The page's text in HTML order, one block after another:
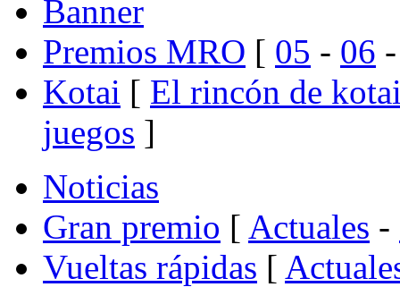
Banner
Premios MRO [ 05 - 06
Kotai [ El rincón de
juegos ]
Noticias
Gran premio [ Actuales -
Vueltas rápidas [